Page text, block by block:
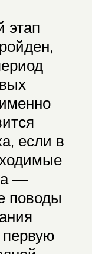
этап
если в
—
поводы
первую